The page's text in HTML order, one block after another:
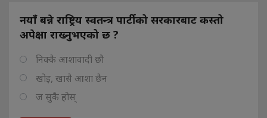
नयाँ बन्ने राष्ट्रिय स्वतन्त्र पार्टीको सरकारबाट कस्तो
अपेक्षा राख्नुभएको छ ?
निक्कै आशावादी छौ
खोइ, खासै आशा छैन
ज सुकै होस्